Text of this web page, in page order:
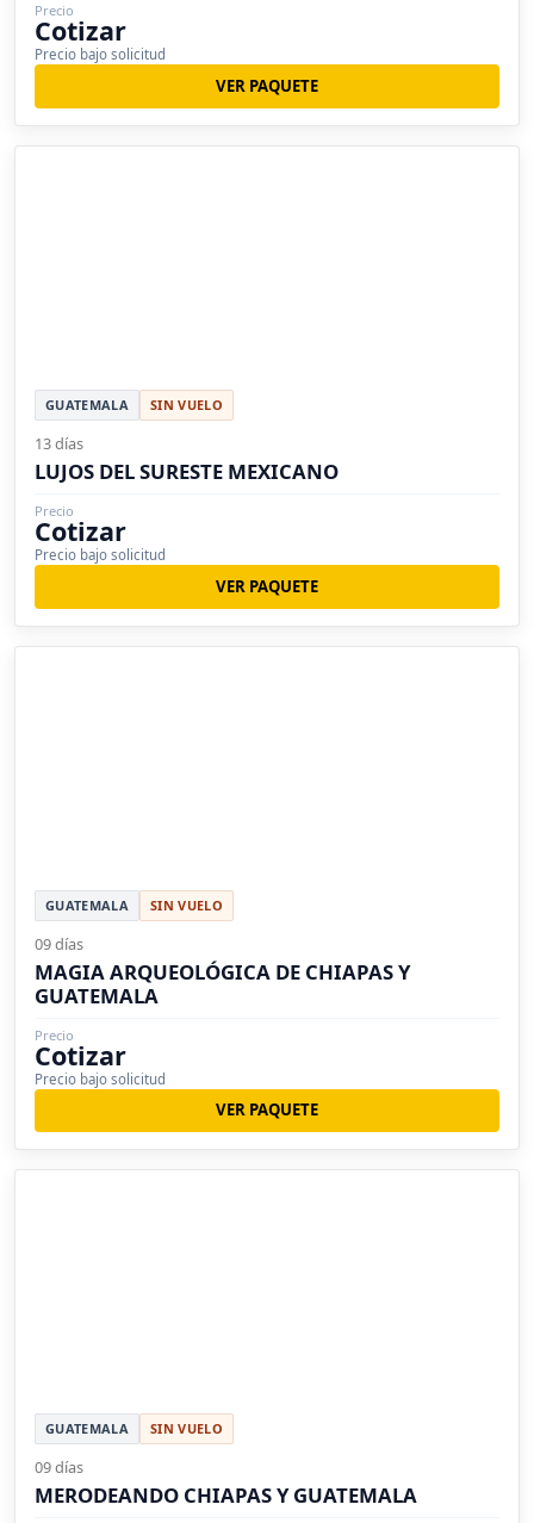
Precio
Cotizar
Precio bajo solicitud
VER PAQUETE
GUATEMALA SIN VUELO
13 días
LUJOS DEL SURESTE MEXICANO
Precio
Cotizar
Precio bajo solicitud
VER PAQUETE
GUATEMALA SIN VUELO
09 días
MAGIA ARQUEOLÓGICA DE CHIAPAS Y
GUATEMALA
Precio
Cotizar
Precio bajo solicitud
VER PAQUETE
GUATEMALA SIN VUELO
09 días
MERODEANDO CHIAPAS Y GUATEMALA